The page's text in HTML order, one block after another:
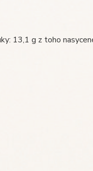
13,1 g z toho